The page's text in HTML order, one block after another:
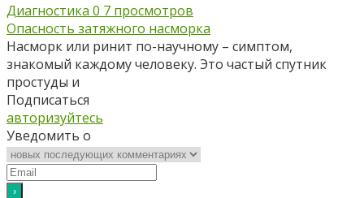
Диагностика 0 7 просмотров
Опасность затяжного насморка
Насморк или ринит по-научному – симптом,
знакомый каждому человеку. Это частый спутник
простуды и
Подписаться
авторизуйтесь
Уведомить о